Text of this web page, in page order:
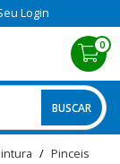
Login
BUSCAR
0
pinceis